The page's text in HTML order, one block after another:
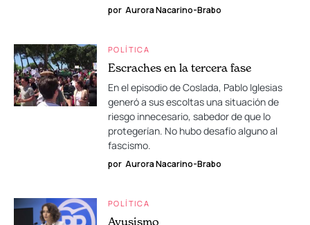
por Aurora Nacarino-Brabo
POLÍTICA
Escraches en la tercera fase
En el episodio de Coslada, Pablo Iglesias
generó a sus escoltas una situación de
riesgo innecesario, sabedor de que lo
protegerían. No hubo desafío alguno al
fascismo.
por Aurora Nacarino-Brabo
POLÍTICA
Ayusismo